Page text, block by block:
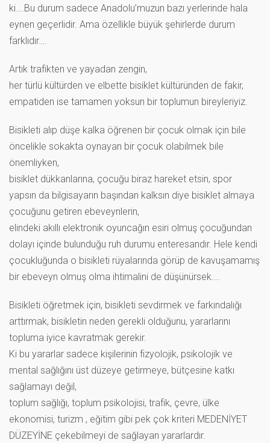
ki….Bu durum sadece Anadolu’muzun bazı yerlerinde hala
eynen geçerlidir. Ama özellikle büyük şehirlerde durum
farklıdır….
Artık trafikten ve yayadan zengin,
her türlü kültürden ve elbette bisiklet kültüründen de fakir,
empatiden ise tamamen yoksun bir toplumun bireyleriyiz.
Bisikleti alıp düşe kalka öğrenen bir çocuk olmak için bile
öncelikle sokakta oynayan bir çocuk olabilmek bile
önemliyken,
bisiklet dükkanlarına, çocuğu biraz hareket etsin, spor
yapsın da bilgisayarın başından kalksın diye bisiklet almaya
çocuğunu getiren ebeveynlerin,
elindeki akıllı elektronik oyuncağın esiri olmuş çocuğundan
dolayı içinde bulunduğu ruh durumu enteresandır. Hele kendi
çocukluğunda o bisikleti rüyalarında görüp de kavuşamamış
bir ebeveyn olmuş olma ihtimalini de düşünürsek….
Bisikleti öğretmek için, bisikleti sevdirmek ve farkındalığı
arttırmak, bisikletin neden gerekli olduğunu, yararlarını
topluma iyice kavratmak gerekir.
Ki bu yararlar sadece kişilerinin fizyolojik, psikolojik ve
mental sağlığını üst düzeye getirmeye, bütçesine katkı
sağlamayı değil,
toplum sağlığı, toplum psikolojisi, trafik, çevre, ülke
ekonomisi, turizm , eğitim gibi pek çok kriteri MEDENİYET
DÜZEYİNE çekebilmeyi de sağlayan yararlardır.